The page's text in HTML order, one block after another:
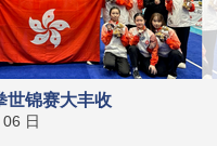
世锦赛大丰收
日